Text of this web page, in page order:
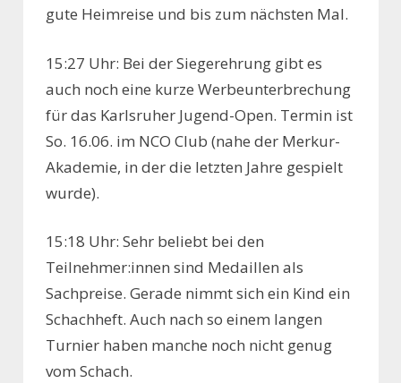
gute Heimreise und bis zum nächsten Mal.
15:27 Uhr: Bei der Siegerehrung gibt es
auch noch eine kurze Werbeunterbrechung
für das Karlsruher Jugend-Open. Termin ist
So. 16.06. im NCO Club (nahe der Merkur-
Akademie, in der die letzten Jahre gespielt
wurde).
15:18 Uhr: Sehr beliebt bei den
Teilnehmer:innen sind Medaillen als
Sachpreise. Gerade nimmt sich ein Kind ein
Schachheft. Auch nach so einem langen
Turnier haben manche noch nicht genug
vom Schach.